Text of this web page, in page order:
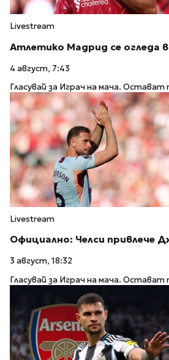
Livestream
Атлетико Мадрид се огледа
4 август, 7:43
Гласувай за Играч на мача. Остават
Livestream
Официално: Челси привлече
3 август, 18:32
Гласувай за Играч на мача. Остават